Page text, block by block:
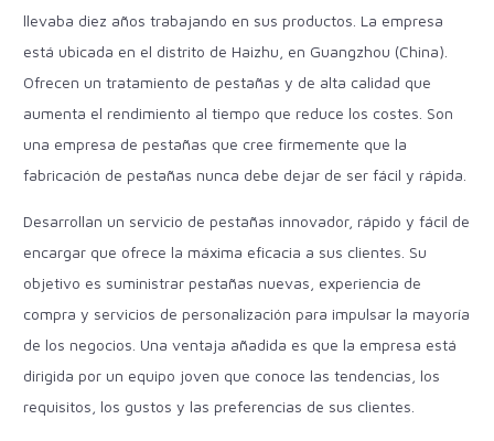
llevaba diez años trabajando en sus productos. La empresa
está ubicada en el distrito de Haizhu, en Guangzhou (China).
Ofrecen un tratamiento de pestañas y de alta calidad que
aumenta el rendimiento al tiempo que reduce los costes. Son
una empresa de pestañas que cree firmemente que la
fabricación de pestañas nunca debe dejar de ser fácil y rápida.
Desarrollan un servicio de pestañas innovador, rápido y fácil de
encargar que ofrece la máxima eficacia a sus clientes. Su
objetivo es suministrar pestañas nuevas, experiencia de
compra y servicios de personalización para impulsar la mayoría
de los negocios. Una ventaja añadida es que la empresa está
dirigida por un equipo joven que conoce las tendencias, los
requisitos, los gustos y las preferencias de sus clientes.